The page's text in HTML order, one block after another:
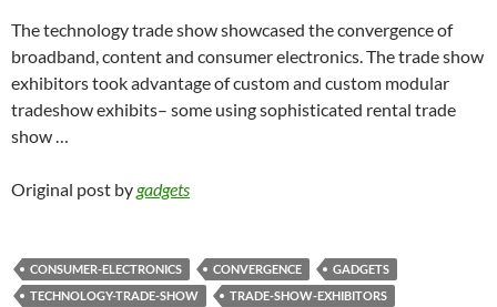
The technology trade show showcased the convergence of
broadband, content and consumer electronics. The trade show
exhibitors took advantage of custom and custom modular
tradeshow exhibits– some using sophisticated rental trade
show …
Original post bygadgets
CONSUMER-ELECTRONICS CONVERGENCE
GADGETS
TECHNOLOGY-TRADE-SHOW
TRADE-SHOW-EXHIBITORS